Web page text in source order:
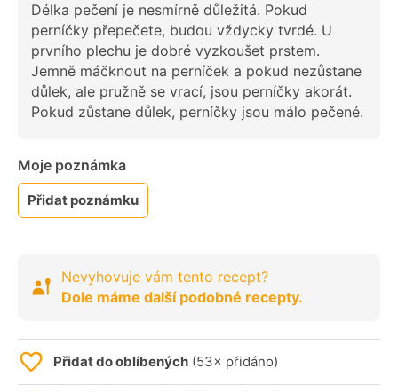
Délka pečení je nesmírně důležitá. Pokud
perníčky přepečete, budou vždycky tvrdé. U
prvního plechu je dobré vyzkoušet prstem.
Jemně máčknout na perníček a pokud nezůstane
důlek, ale pružně se vrací, jsou perníčky akorát.
Pokud zůstane důlek, perníčky jsou málo pečené.
Moje poznámka
Přidat poznámku
Nevyhovuje vám tento recept?
Dole máme další podobné recepty.
Přidat do oblíbených (53× přidáno)